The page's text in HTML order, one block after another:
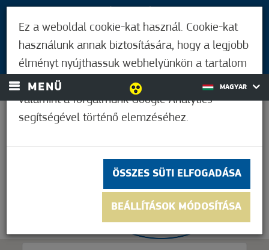
BEJELENTKEZÉS
MENÜ MAGYAR
Ez a weboldal cookie-kat használ. Cookie-kat
használunk annak biztosítására, hogy a legjobb
élményt nyújthassuk webhelyünkön a tartalom
és a hirdetések személyre szabásához,
valamint a forgalmunk Google Analytics
segítségével történő elemzéséhez.
ÖSSZES SÜTI ELFOGADÁSA
BEÁLLÍTÁSOK MÓDOSÍTÁSA